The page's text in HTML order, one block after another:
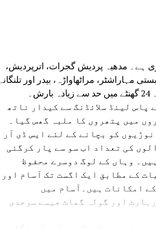
ہے۔ مدھیہ پردیش گجرات، اترپردیش،
مہاراشٹر، مراٹھاواڑہ، بیدر اور تلنگانہ
لینڈ سلائڈنگ سے کیدار ناتھ
میں پتھروں کا ملبہ گھس گیا۔
کو بچانے کے لئے ایس ڈی آر
کی تعداد اب سو سے پار کرگئی
وہاں کے لوگ دوسرے محفوظ
کے مطابق ایک اگست تک آسام اور
امکانات ہیں۔آسام میں
اور گولہ گھاٹ جیسے سرحدی